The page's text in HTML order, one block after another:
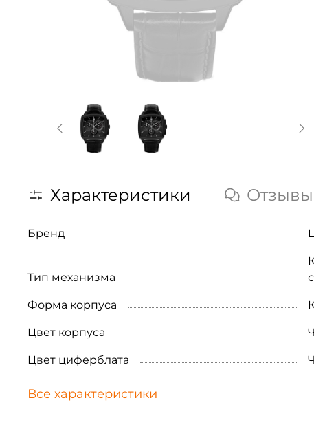
Характеристики Отзывы
Бренд
Тип механизма
Форма корпуса
Цвет корпуса
Цвет циферблата
Все характеристики